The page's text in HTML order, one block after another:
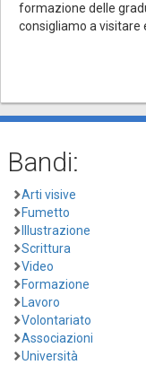
formazione delle
consigliamo a visitare
Bandi:
Arti visive
Fumetto
Illustrazione
Scrittura
Video
Formazione
Lavoro
Volontariato
Associazioni
Università